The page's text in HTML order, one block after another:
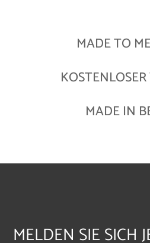
MADE TO
MADE IN
MELDEN SIE SICH